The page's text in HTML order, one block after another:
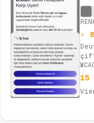
⚡
15